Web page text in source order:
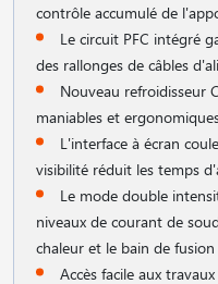
contrôle accumulé de
Le circuit PFC intégré
des rallonges de câbles
Nouveau refroidisseur
maniables et
L'interface à écran
visibilité réduit les temps
Le mode double
niveaux de courant de
chaleur et le bain de fusion
Accès facile aux